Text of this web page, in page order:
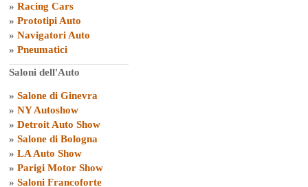
» Racing Cars
» Prototipi Auto
» Navigatori Auto
» Pneumatici
Saloni dell'Auto
» Salone di Ginevra
» NY Autoshow
» Detroit Auto Show
» Salone di Bologna
» LA Auto Show
» Parigi Motor Show
» Saloni Francoforte